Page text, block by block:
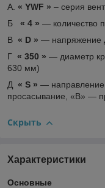
А. « YWF » – серия
Б « 4 » ― количество
В « D » ― напряжение
Г « 350 » ― диаметр
630 мм)
Д « S » ―
просасывание, «B» ―
Скрыть
Характеристики
Основные